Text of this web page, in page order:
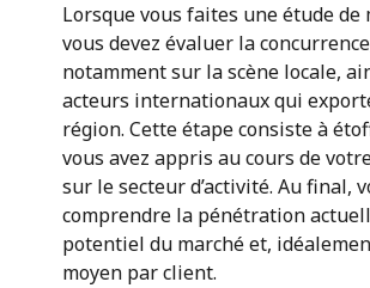
Lorsque vous faites une étude de
vous devez évaluer la
notamment sur la scène locale,
acteurs internationaux qui
région. Cette étape consiste à
vous avez appris au cours de
sur le secteur d’activité. Au final,
comprendre la pénétration
potentiel du marché et,
moyen par client.